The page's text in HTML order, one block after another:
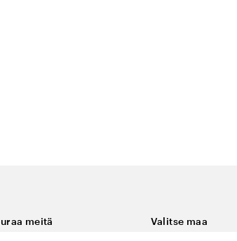
meitä Valitse maa